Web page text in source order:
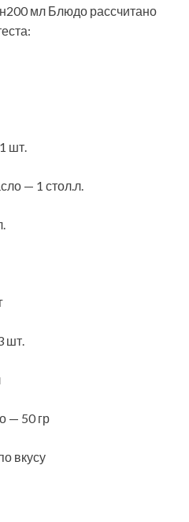
мл Блюдо рассчитано
шт.
— 1 стол.л.
шт.
— 50 гр
вкусу